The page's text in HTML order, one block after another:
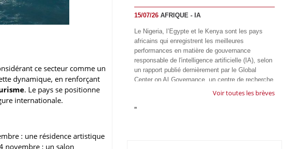
ce secteur comme un
dynamique, en renforçant
. Le pays se positionne
internationale.
: une résidence artistique
novembre : un salon
15/07/26 AFRIQUE - IA
Le Nigeria, l’Egypte et le Kenya sont les pays
africains qui enregistrent les meilleures
performances en matière de gouvernance
responsable de l'intelligence artificielle (IA), selon
un rapport publié dernièrement par le Global
Center on AI Governance, un centre de recherche
basé en Afrique du Sud, qui œuvre à promouvoir
à l'échelle mondiale. Alors que l’IA transforme
Voir toutes les brèves
"